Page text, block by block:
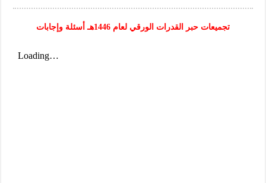
تجميعات حبر القدرات الورقي لعام 1446هـ أسئلة وإجابات